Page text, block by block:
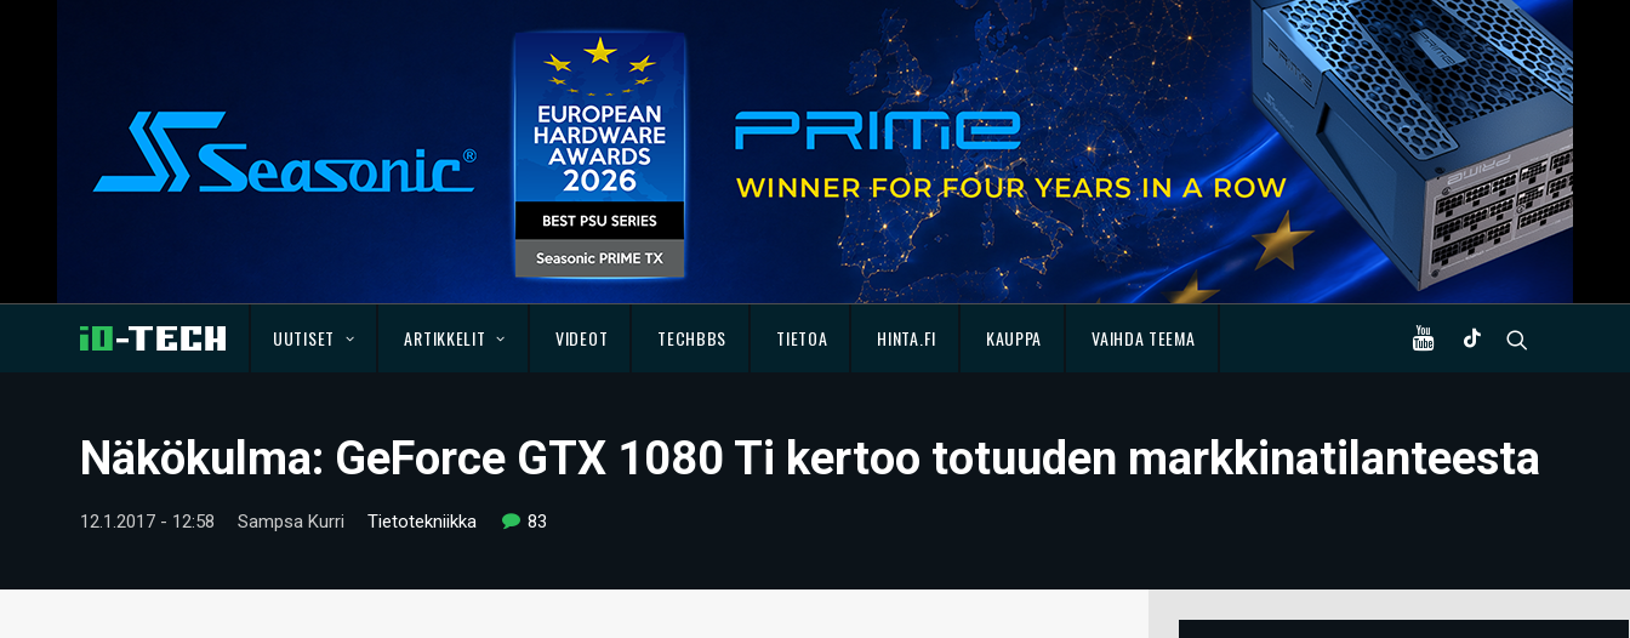
UUTISET ARTIKKELIT VIDEOT TECHBBS TIETOA HINTA.FI KAUPPA VAIHDA TEEMA
Näkökulma: GeForce GTX 1080 Ti kertoo totuuden markkinatilanteesta
12.1.2017 - 12:58 Sampsa Kurri Tietotekniikka 83